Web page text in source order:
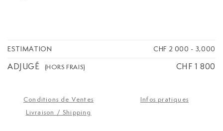
ESTIMATION CHF 2 000 - 3,000
ADJUGÉ (HORS FRAIS) CHF 1 800
Conditions de Ventes
Infos pratiques
Livraison / Shipping